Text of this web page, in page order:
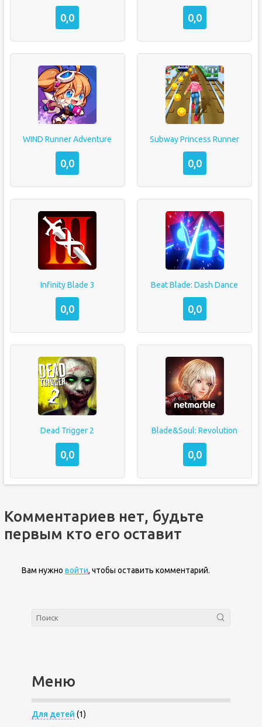
0,0 0,0
WIND Runner Adventure
0,0
Subway Princess Runner
0,0
Infinity Blade 3
0,0
Beat Blade: Dash Dance
0,0
Dead Trigger 2
0,0
Blade&Soul: Revolution
0,0
Комментариев нет, будьте
первым кто его оставит
Вам нужно войти, чтобы оставить комментарий.
Меню
Для детей (1)